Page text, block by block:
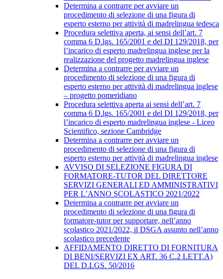
Determina a contrarre per avviare un
procedimento di selezione di una figura di
esperto esterno per attività di madrelingua tedesca
Procedura selettiva aperta, ai sensi dell’art. 7
comma 6 D.lgs. 165/2001 e del DI 129/2018, per
l’incarico di esperto madrelingua inglese per la
realizzazione del progetto madrelingua inglese
Determina a contrarre per avviare un
procedimento di selezione di una figura di
esperto esterno per attività di madrelingua inglese
– progetto pomeridiano
Procedura selettiva aperta ai sensi dell’art. 7
comma 6 D.lgs. 165/2001 e del DI 129/2018, per
l’incarico di esperto madrelingua inglese - Liceo
Scientifico, sezione Cambridge
Determina a contrarre per avviare un
procedimento di selezione di una figura di
esperto esterno per attività di madrelingua inglese
AVVISO DI SELEZIONE FIGURA DI
FORMATORE-TUTOR DEL DIRETTORE
SERVIZI GENERALI ED AMMINISTRATIVI
PER L’ANNO SCOLASTICO 2021/2022
Determina a contrarre per avviare un
procedimento di selezione di una figura di
formatore-tutor per supportare, nell’anno
scolastico 2021/2022, il DSGA assunto nell’anno
scolastico precedente
AFFIDAMENTO DIRETTO DI FORNITURA
DI BENI/SERVIZI EX ART. 36 C.2 LETT.A)
DEL D.LGS. 50/2016